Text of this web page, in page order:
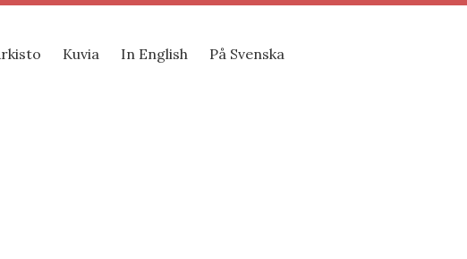
Kuvia In English På Svenska